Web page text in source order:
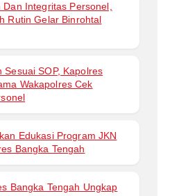
Dan Integritas Personel,
Rutin Gelar Binrohtal
Sesuai SOP, Kapolres
Wakapolres Cek
Edukasi Program JKN
Bangka Tengah
Bangka Tengah Ungkap